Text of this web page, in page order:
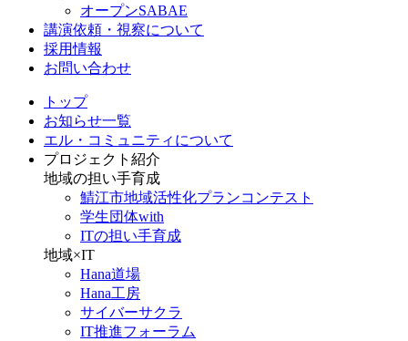
オープンSABAE
講演依頼・視察について
採用情報
お問い合わせ
トップ
お知らせ一覧
エル・コミュニティについて
プロジェクト紹介
地域の担い手育成
鯖江市地域活性化プランコンテスト
学生団体with
ITの担い手育成
地域×IT
Hana道場
Hana工房
サイバーサクラ
IT推進フォーラム